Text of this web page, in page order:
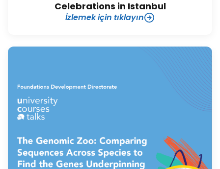
Celebrations in Istanbul
İzlemek için tıklayın